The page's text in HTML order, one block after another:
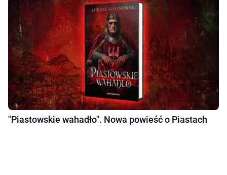
"Piastowskie wahadło". Nowa powieść o Piastach